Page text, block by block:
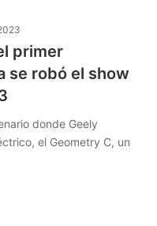
primer
se robó el show
donde Geely
el Geometry C, un